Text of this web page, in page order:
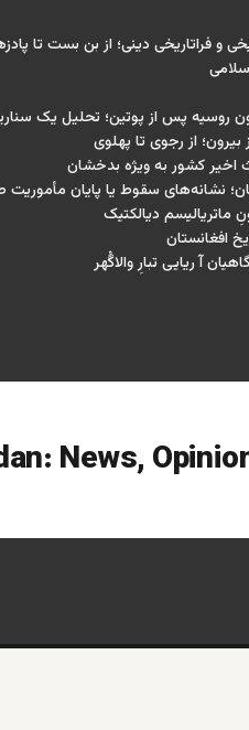
و فراتاریخی دینی؛ از بن بست تا
روسیه پس از پوتین؛ تحلیل یک
بیرون؛ از رجوی تا پهلوی
اخیر کشور به ویژه بدخشان
نشانه‌های سقوط یا پایان مأموریت
دیالکتیک
افغانستان
آ ریایی تبارِ والاگُهر